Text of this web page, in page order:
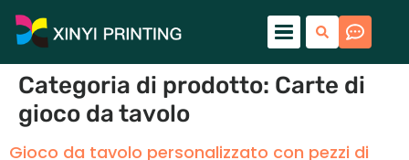
Categoria di prodotto: Carte di
gioco da tavolo
Gioco da tavolo personalizzato con pezzi di